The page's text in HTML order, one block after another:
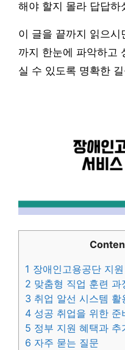
해야 할지 몰라 답답하
이 글을 끝까지 읽으시
까지 한눈에 파악하고
실 수 있도록 명확한
1 장애인고용공단 지
2 맞춤형 직업 훈련 과
3 취업 알선 시스템 활
4 성공 취업을 위한 준
5 정부 지원 혜택과 추
6 자주 묻는 질문